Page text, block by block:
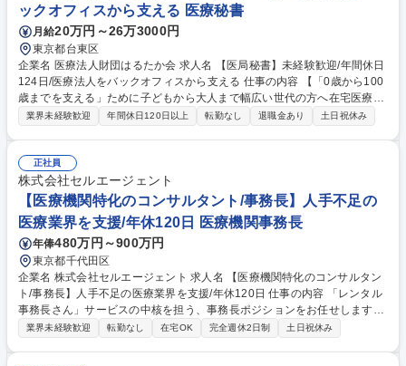
ックオフィスから支える 医療秘書
月給20万円～26万3000円
東京都台東区
企業名 医療法人財団はるたか会 求人名 【医局秘書】未経験歓迎/年間休日
124日/医療法人をバックオフィスから支える 仕事の内容 【「0歳から100
歳までを支える」ために子どもから大人まで幅広い世代の方へ在宅医療を
提供する】当法人にて、医局秘書として下記業務をお任せします。 ■医師
（月１回程度、土日祝日の勤務あり） ※基本的には内勤業務となります。
募集職種 【医局秘書】未経験歓迎/年間休日124日/医療法人をバックオフ
ィスから支える
業界未経験歓迎 年間休日120日以上 転勤なし 退職金あり 土日祝休み
正社員
株式会社セルエージェント
【医療機関特化のコンサルタント/事務長】人手不足の
医療業界を支援/年休120日 医療機関事務長
年俸480万円～900万円
東京都千代田区
企業名 株式会社セルエージェント 求人名 【医療機関特化のコンサルタン
ト/事務長】人手不足の医療業界を支援/年休120日 仕事の内容 「レンタル
事務長さん」サービスの中核を担う、事務長ポジションをお任せします。
新規クライアントへの提案から、契約後のクリニック運営支援まで、多岐
業界未経験歓迎 転勤なし 在宅OK 完全週休2日制 土日祝休み